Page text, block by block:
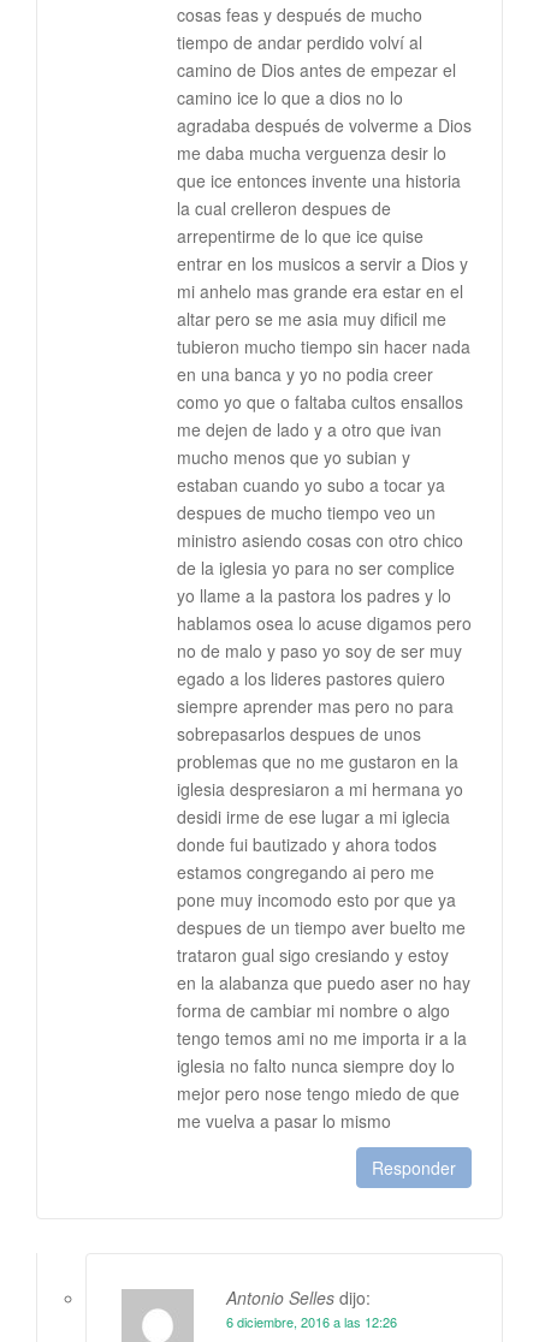
cosas feas y después de mucho
tiempo de andar perdido volví al
camino de Dios antes de empezar el
camino ice lo que a dios no lo
agradaba después de volverme a Dios
me daba mucha verguenza desir lo
que ice entonces invente una historia
la cual crelleron despues de
arrepentirme de lo que ice quise
entrar en los musicos a servir a Dios y
mi anhelo mas grande era estar en el
altar pero se me asia muy dificil me
tubieron mucho tiempo sin hacer nada
en una banca y yo no podia creer
como yo que o faltaba cultos ensallos
me dejen de lado y a otro que ivan
mucho menos que yo subian y
estaban cuando yo subo a tocar ya
despues de mucho tiempo veo un
ministro asiendo cosas con otro chico
de la iglesia yo para no ser complice
yo llame a la pastora los padres y lo
hablamos osea lo acuse digamos pero
no de malo y paso yo soy de ser muy
egado a los lideres pastores quiero
siempre aprender mas pero no para
sobrepasarlos despues de unos
problemas que no me gustaron en la
iglesia despresiaron a mi hermana yo
desidi irme de ese lugar a mi iglecia
donde fui bautizado y ahora todos
estamos congregando ai pero me
pone muy incomodo esto por que ya
despues de un tiempo aver buelto me
trataron gual sigo cresiando y estoy
en la alabanza que puedo aser no hay
forma de cambiar mi nombre o algo
tengo temos ami no me importa ir a la
iglesia no falto nunca siempre doy lo
mejor pero nose tengo miedo de que
me vuelva a pasar lo mismo
Responder
Antonio Selles dijo:
6 diciembre, 2016 a las 12:26